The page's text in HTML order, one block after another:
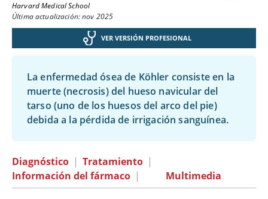
Harvard Medical School
Última actualización: nov 2025
VER VERSIÓN PROFESIONAL
La enfermedad ósea de Köhler consiste en la
muerte (necrosis) del hueso navicular del
tarso (uno de los huesos del arco del pie)
debida a la pérdida de irrigación sanguínea.
Diagnóstico | Tratamiento |
Información del fármaco | Multimedia